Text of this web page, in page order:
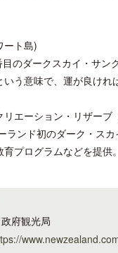
ート島)
のダークスカイ・サン
う意味で、運が良けれ
エーション・リザーブ
ランド初のダーク・ス
プログラムなどを提供。
府観光局